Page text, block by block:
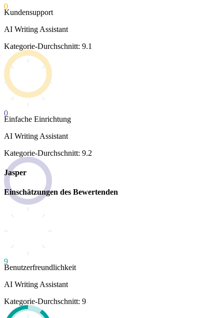
0
Kundensupport
AI Writing Assistant
Kategorie-Durchschnitt: 9.1
0
Einfache Einrichtung
AI Writing Assistant
Kategorie-Durchschnitt: 9.2
Jasper
Einschätzungen des Bewertenden
9
Benutzerfreundlichkeit
AI Writing Assistant
Kategorie-Durchschnitt: 9